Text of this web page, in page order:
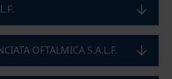
OFTALMICA S.A.L.F.